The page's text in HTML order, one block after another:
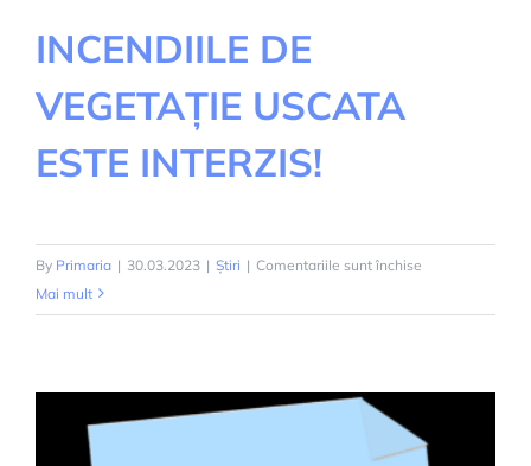
INCENDIILE DE
VEGETAȚIE USCATA
ESTE INTERZIS!
By Primaria | 30.03.2023 | Știri | Comentariile sunt închise
DE
INTERZIS!
Mai mult